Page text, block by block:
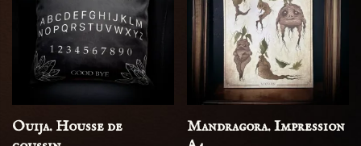
Ouija. Housse de
Mandragora. Impression